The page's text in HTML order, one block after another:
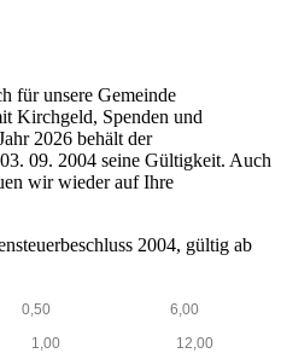
für unsere Gemeinde
Kirchgeld, Spenden und
2026 behält der
09. 2004 seine Gültigkeit. Auch
wir wieder auf Ihre
2004, gültig ab
6,00
1,00 12,00